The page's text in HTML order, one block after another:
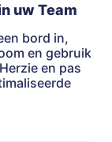
uw Team
bord in,
en gebruik
en pas